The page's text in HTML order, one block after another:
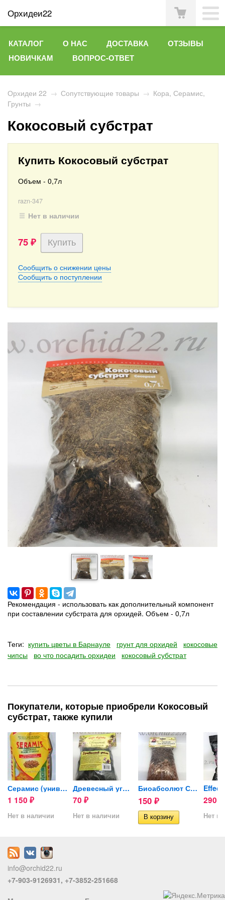
Орхидеи22
КАТАЛОГ О НАС ДОСТАВКА
ОТЗЫВЫ
НОВИЧКАМ
ВОПРОС-ОТВЕТ
Орхидеи 22 → Сопутствующие товары → Кора, Серамис,
Грунты →
Кокосовый субстрат
Купить Кокосовый субстрат
Объем - 0,7л
razn-347
Нет в наличии
75 ₽
Сообщить о снижении цены
Сообщить о поступлении
Рекомендация - использовать как дополнительный компонент
при составлении субстрата для орхидей. Объем - 0,7л
Теги: купить цветы в Барнауле грунт для орхидей
кокосовые
чипсы
во что посадить орхидеи кокосовый субстрат
Покупатели, которые приобрели Кокосовый
субстрат, также купили
Серамис (универсальный...
1 150 ₽
Нет в наличии
Древесный уголь (крупная...
70 ₽
Нет в наличии
Биоабсолют Субстрат для...
150 ₽ 290
Нет в
info@orchid22.ru
+7-903-9126931, +7-3852-251668